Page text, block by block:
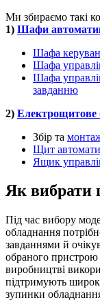
Ми збираємо такі
1) Шафи
Шафа
Шафа
Шафа
завданню
2) Електрощитове
Збір та
Щит
Ящик
Як вибрати
Під час вибору
обладнання
завданнями й
обраного пристрою
виробництві
підтримують
зупинки